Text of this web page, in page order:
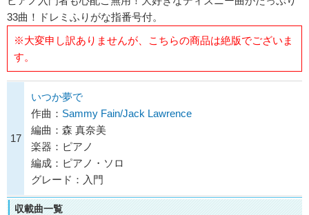
33曲！ドレミふりがな指番号付。
※大変申し訳ありませんが、こちらの商品は絶版でございま
す。
17
いつか夢で
作曲： Sammy Fain/Jack Lawrence
編曲：森 真奈美
楽器：ピアノ
編成：ピアノ・ソロ
グレード：入門
収載曲一覧